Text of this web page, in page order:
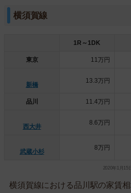
横須賀線
1R～1DK
東京 11万円
新橋
13.3万円
品川 11.4万円
西大井
8.6万円
武蔵小杉
8万円
2020年1月15
横須賀線における品川駅の家賃